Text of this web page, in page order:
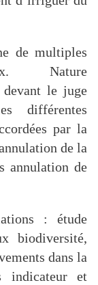
de multiples
Nature
le juge
différentes
par la
de la
annulation de
: étude
biodiversité,
dans la
indicateur et